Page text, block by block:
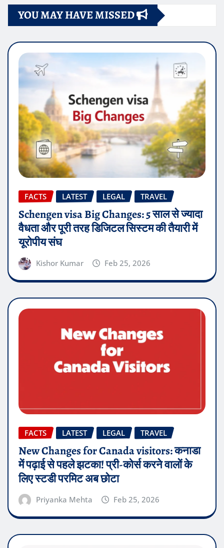
YOU MAY HAVE MISSED
FACTS LATEST LEGAL TRAVEL
Schengen visa Big Changes: 5 साल से ज्यादा
वैधता और पूरी तरह डिजिटल सिस्टम की तैयारी में
यूरोपीय संघ
Kishor Kumar Feb 25, 2026
FACTS LATEST LEGAL TRAVEL
New Changes for Canada visitors: कनाडा
में पढ़ाई से पहले झटका! प्री-कोर्स करने वालों के
लिए स्टडी परमिट अब छोटा
Priyanka Mehta Feb 25, 2026